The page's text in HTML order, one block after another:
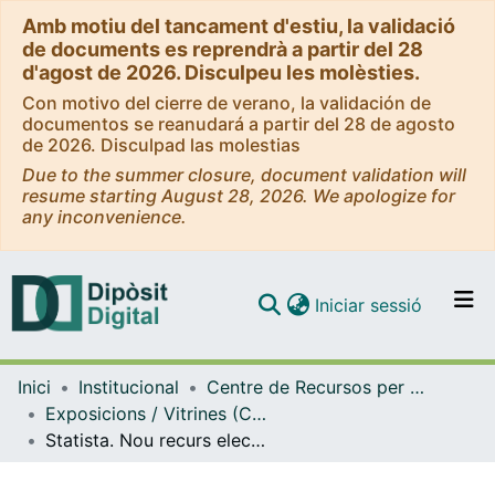
Amb motiu del tancament d'estiu, la validació
de documents es reprendrà a partir del 28
d'agost de 2026. Disculpeu les molèsties.
Con motivo del cierre de verano, la validación de
documentos se reanudará a partir del 28 de agosto
de 2026. Disculpad las molestias
Due to the summer closure, document validation will
resume starting August 28, 2026. We apologize for
any inconvenience.
Navega per tot el DD
Iniciar sessió (current)
Inici Institucional
Centre de Recursos per a l'Aprenentatge i la Investigació (CRAI-UB) - Institucional
Exposicions / Vitrines (CRAI-UB)
Statista. Nou recurs electrònic en prova. (Maig 2020)